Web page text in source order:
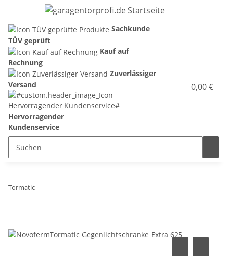
Sachkunde
TÜV geprüft
Kauf auf
Rechnung
Zuverlässiger
Versand
Hervorragender
Kundenservice
0,00 €
Tormatic